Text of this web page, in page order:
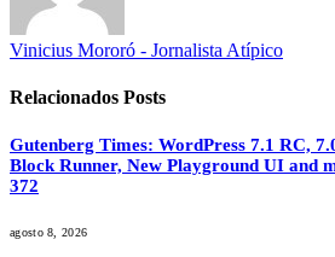
Vinicius Mororó - Jornalista Atípico
Relacionados Posts
Gutenberg Times: WordPress 7.1 RC,
Block Runner, New Playground UI and
372
agosto 8, 2026